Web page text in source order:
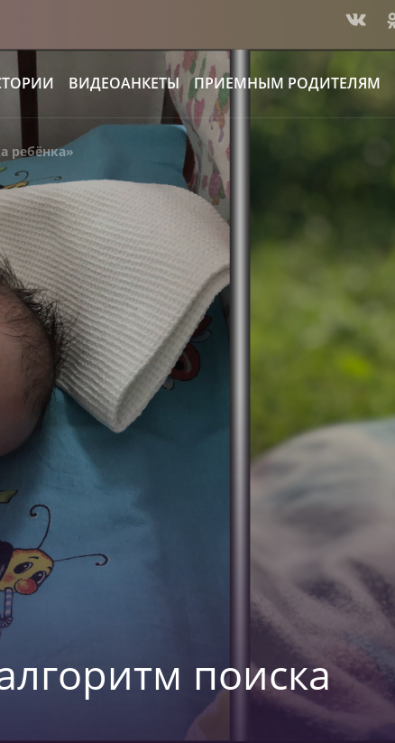
ВИДЕОАНКЕТЫ ПРИЕМНЫМ РОДИТЕЛЯМ
ребёнка»
поиска